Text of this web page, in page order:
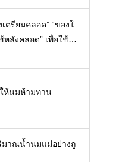
ตรียมคลอด” “ของใ
น
ห้นมห้ามทาน
มาณน้ำนมแม่อย่างถู